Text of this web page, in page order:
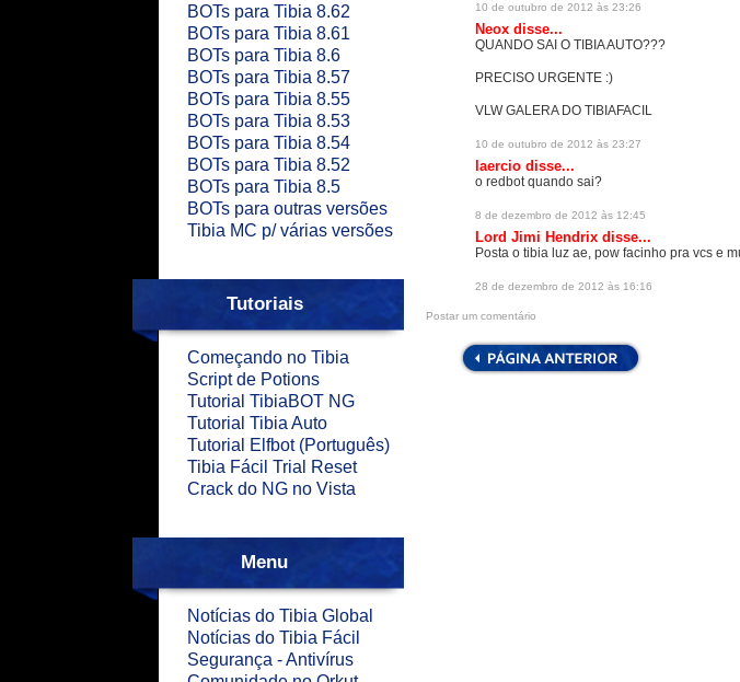
BOTs para Tibia 8.62
BOTs para Tibia 8.61
BOTs para Tibia 8.6
BOTs para Tibia 8.57
BOTs para Tibia 8.55
BOTs para Tibia 8.53
BOTs para Tibia 8.54
BOTs para Tibia 8.52
BOTs para Tibia 8.5
BOTs para outras versões
Tibia MC p/ várias versões
Tutoriais
Começando no Tibia
Script de Potions
Tutorial TibiaBOT NG
Tutorial Tibia Auto
Tutorial Elfbot (Português)
Tibia Fácil Trial Reset
Crack do NG no Vista
Menu
Notícias do Tibia Global
Notícias do Tibia Fácil
Segurança - Antivírus
10 de outubro de 2012 às 23:26
Neox disse...
QUANDO SAI O TIBIA AUTO???
PRECISO URGENTE :)
VLW GALERA DO TIBIAFACIL
10 de outubro de 2012 às 23:27
laercio disse...
o redbot quando sai?
8 de dezembro de 2012 às 12:45
Lord Jimi Hendrix disse...
Posta o tibia luz ae, pow facinho pra vcs e
28 de dezembro de 2012 às 16:16
Postar um comentário